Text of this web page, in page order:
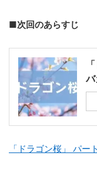
■次回のあらすじ
「ドラゴン桜」 パー